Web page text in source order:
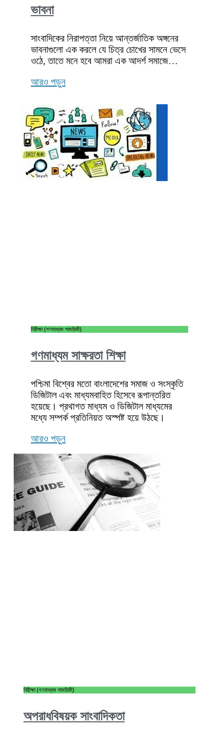
ভাবনা
সাংবাদিকের নিরাপত্তা নিয়ে আন্তর্জাতিক অঙ্গনের
ভাবনাগুলো এক করলে যে চিত্র চোখের সামনে ভেসে
ওঠে, তাতে মনে হবে আমরা এক আদর্শ সমাজে…
আরও পড়ুন
নিরীক্ষা (গণমাধ্যম সাময়িকী)
গণমাধ্যম সাক্ষরতা শিক্ষা
পশ্চিমা বিশ্বের মতো বাংলাদেশের সমাজ ও সংস্কৃতি
ডিজিটাল এবং মাধ্যমবাহিত হিসেবে রূপান্তরিত
হয়েছে। প্রথাগত মাধ্যম ও ডিজিটাল মাধ্যমের
মধ্যে সম্পর্ক প্রতিনিয়ত অস্পষ্ট হয়ে উঠছে।
আরও পড়ুন
নিরীক্ষা (গণমাধ্যম সাময়িকী)
অপরাধবিষয়ক সাংবাদিকতা